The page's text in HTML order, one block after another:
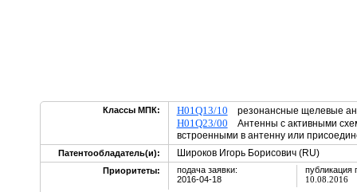
Классы МПК: H01Q13/10 резонансные щелевые
H01Q23/00 Антенны с активными
встроенными в антенну или
Патентообладатель(и): Широков Игорь Борисович (RU)
Приоритеты:
подача заявки:
2016-04-18
публикация
10.08.2016